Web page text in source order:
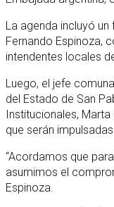
La agenda incluyó
Fernando Espinoza,
intendentes locales
Luego, el jefe
del Estado de San
Institucionales,
que serán
“Acordamos que
asumimos el
Espinoza.